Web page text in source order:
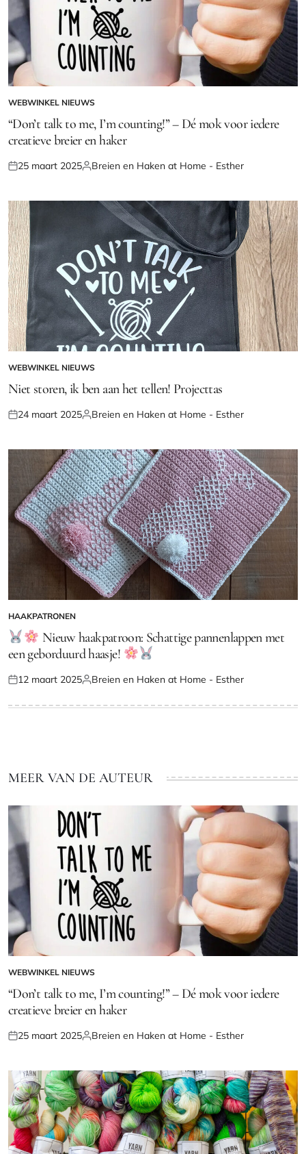
GEPLAATST
IN
WEBWINKEL NIEUWS
“Don’t talk to me, I’m counting!” – Dé mok voor iedere
creatieve breier en haker
Geplaatst
25 maart 2025Geplaatst
Breien en Haken at Home - Esther
GEPLAATST
IN
WEBWINKEL NIEUWS
Niet storen, ik ben aan het tellen! Projecttas
Geplaatst
24 maart 2025Geplaatst
Breien en Haken at Home - Esther
GEPLAATST
IN
HAAKPATRONEN
Nieuw haakpatroon: Schattige pannenlappen met
een geborduurd haasje!
Geplaatst
12 maart 2025Geplaatst
Breien en Haken at Home - Esther
MEER VAN DE AUTEUR
GEPLAATST
IN
WEBWINKEL NIEUWS
“Don’t talk to me, I’m counting!” – Dé mok voor iedere
creatieve breier en haker
Geplaatst
25 maart 2025Geplaatst
Breien en Haken at Home - Esther